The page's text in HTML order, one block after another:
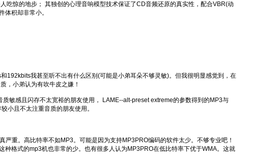
惊的地步； 其独创的心理音响模型技术保证了CD音频还原的真实性，配合VBR(动
积却非常小。
我甚至听不出有什么区别(可能是小弟耳朵不够灵敏)。但我很明显感觉到，在
，小弟认为有吹牛皮之嫌！
感且闪存不太宽裕的朋友使用， LAME--alt-preset extreme的参数得到的MP3与
小且不太注重音质的朋友使用。
重。高比特率不如MP3。可能是因为支持MP3PRO编码的软件太少。不够专业吧！
格式的mp3机也非常的少。也有很多人认为MP3PRO在低比特率下优于WMA。这就